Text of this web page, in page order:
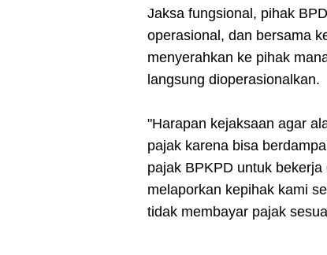
Jaksa fungsional, pihak
operasional, dan bersama
menyerahkan ke pihak
langsung dioperasionalkan.
"Harapan kejaksaan agar
pajak karena bisa
pajak BPKPD untuk
melaporkan kepihak kami
tidak membayar pajak